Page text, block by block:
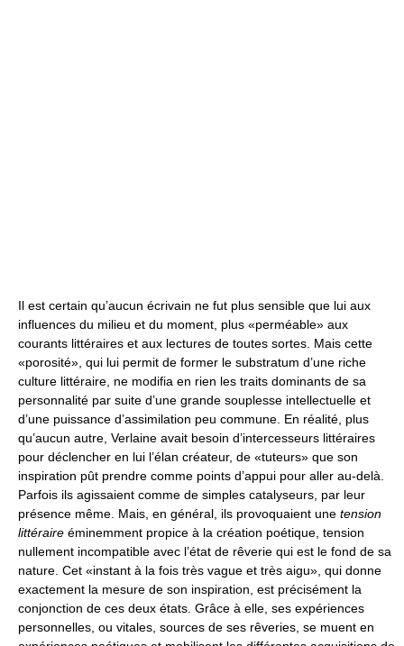
Il est certain qu’aucun écrivain ne fut plus sensible que lui aux
influences du milieu et du moment, plus «perméable» aux
courants littéraires et aux lectures de toutes sortes. Mais cette
«porosité», qui lui permit de former le substratum d’une riche
culture littéraire, ne modifia en rien les traits dominants de sa
personnalité par suite d’une grande souplesse intellectuelle et
d’une puissance d’assimilation peu commune. En réalité, plus
qu’aucun autre, Verlaine avait besoin d’intercesseurs littéraires
pour déclencher en lui l’élan créateur, de «tuteurs» que son
inspiration pût prendre comme points d’appui pour aller au-delà.
Parfois ils agissaient comme de simples catalyseurs, par leur
présence même. Mais, en général, ils provoquaient une tension
littéraire éminemment propice à la création poétique, tension
nullement incompatible avec l’état de rêverie qui est le fond de sa
nature. Cet «instant à la fois très vague et très aigu», qui donne
exactement la mesure de son inspiration, est précisément la
conjonction de ces deux états. Grâce à elle, ses expériences
personnelles, ou vitales, sources de ses rêveries, se muent en